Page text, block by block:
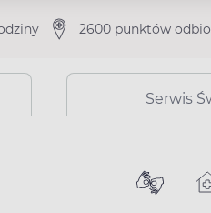
2600 punktów
Serwis